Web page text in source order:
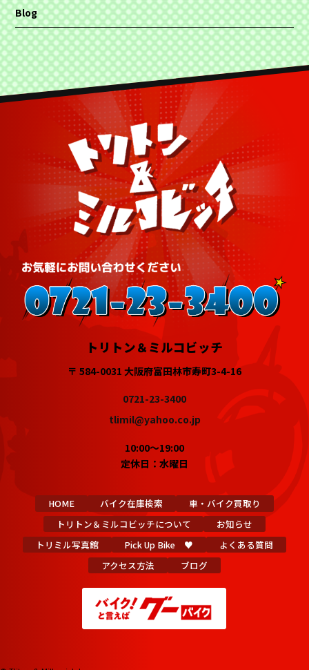
Blog
トリトン＆ミルコビッチ
〒 584-0031 大阪府富田林市寿町3-4-16
0721-23-3400
tlimil@yahoo.co.jp
10:00～19:00
定休日：水曜日
HOME バイク在庫検索
車・バイク買取り
トリトン＆ミルコビッチについて
お知らせ
トリミル写真館
Pick Up Bike ♥
よくある質問
アクセス方法
ブログ